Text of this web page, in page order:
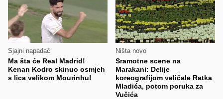
Sjajni napadač
Ma šta će Real Madrid!
Kenan Kodro skinuo osmjeh
s lica velikom Mourinhu!
Ništa novo
Sramotne scene na
Marakani: Delije
koreografijom veličale Ratka
Mladića, potom poruka za
Vučića